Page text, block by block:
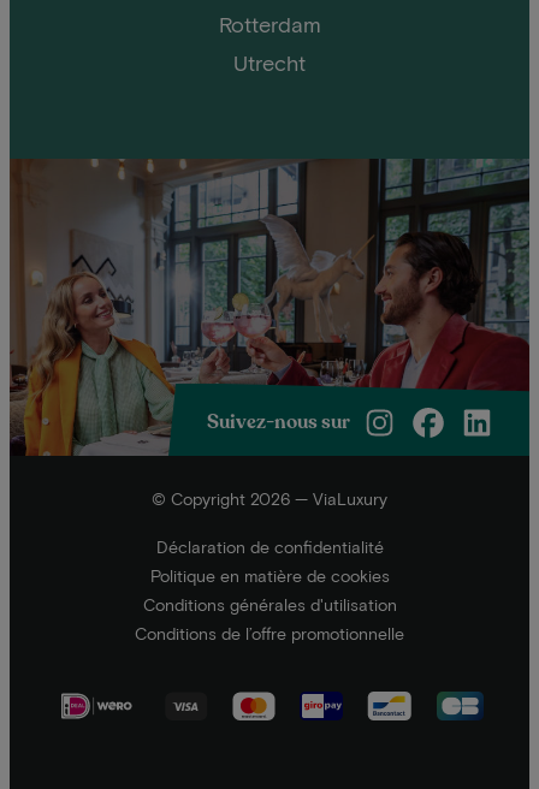
Rotterdam
Utrecht
Suivez-nous sur
© Copyright 2026 — ViaLuxury
Déclaration de confidentialité
Politique en matière de cookies
Conditions générales d'utilisation
Conditions de l’offre promotionnelle